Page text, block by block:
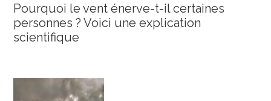
Pourquoi le vent énerve-t-il certaines
personnes ? Voici une explication
scientifique